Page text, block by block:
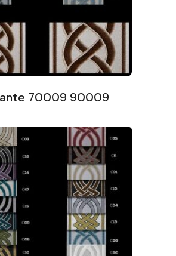
70009 90009